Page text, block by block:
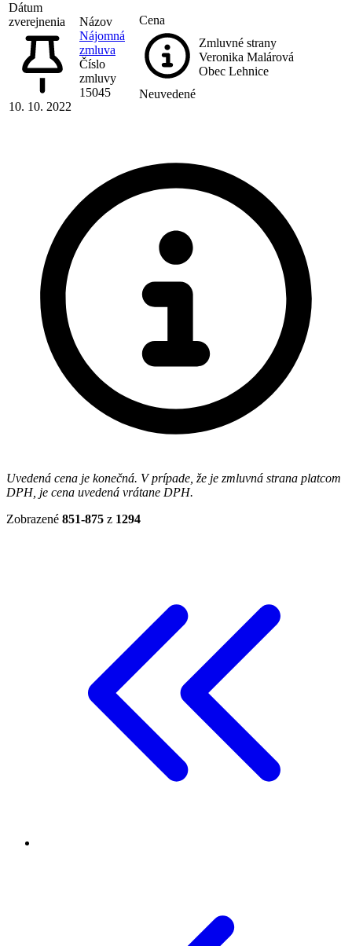
Dátum
zverejnenia
10. 10. 2022
Názov
Nájomná
zmluva
Číslo
zmluvy
15045
Cena
Neuvedené
Zmluvné strany
Veronika Malárová
Obec Lehnice
Uvedená cena je konečná. V prípade, že je zmluvná strana platcom
DPH, je cena uvedená vrátane DPH.
Zobrazené 851-875 z 1294